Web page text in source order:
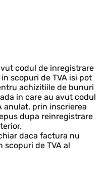
codul de inregistrare
scopuri de TVA isi pot
achizitiile de bunuri
in care au avut codul
anulat, prin inscrierea
dupa reinregistrare
daca factura nu
de TVA al